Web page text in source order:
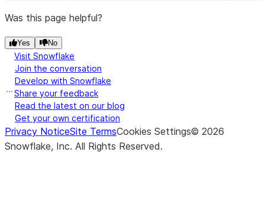
Was this page helpful?
Yes No
Visit Snowflake
Join the conversation
Develop with Snowflake
Share your feedback
Read the latest on our blog
Get your own certification
Privacy NoticeSite TermsCookies Settings© 2026
Snowflake, Inc. All Rights Reserved.